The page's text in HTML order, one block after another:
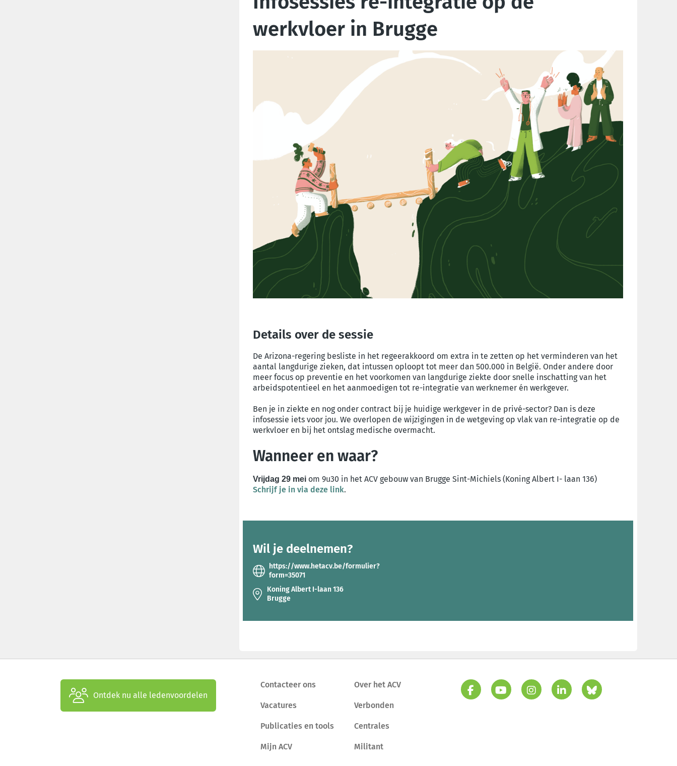
werkvloer in Brugge
Details over de sessie
De Arizona-regering besliste in het regeerakkoord om extra in te zetten op het verminderen van het
aantal langdurige zieken, dat intussen oploopt tot meer dan 500.000 in België. Onder andere door
meer focus op preventie en het voorkomen van langdurige ziekte door snelle inschatting van het
arbeidspotentieel en het aanmoedigen tot re-integratie van werknemer én werkgever.
Ben je in ziekte en nog onder contract bij je huidige werkgever in de privé-sector? Dan is deze
infosessie iets voor jou. We overlopen de wijzigingen in de wetgeving op vlak van re-integratie op de
werkvloer en bij het ontslag medische overmacht.
Wanneer en waar?
Vrijdag 29 mei om 9u30 in het ACV gebouw van Brugge Sint-Michiels (Koning Albert I- laan 136)
Schrijf je in via deze link.
Wil je deelnemen?
https://www.hetacv.be/formulier?
form=35071
Koning Albert I-laan 136
Brugge
Ontdek nu alle ledenvoordelen
Contacteer ons
Vacatures
Publicaties en tools
Mijn ACV
Over het ACV
Verbonden
Centrales
Militant